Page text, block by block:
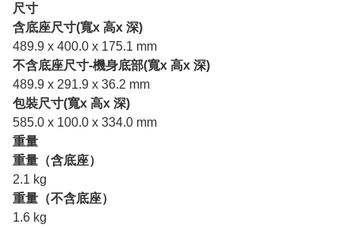
尺寸
含底座尺寸(寬x 高x 深)
489.9 x 400.0 x 175.1 mm
不含底座尺寸-機身底部(寬x 高x 深)
489.9 x 291.9 x 36.2 mm
包裝尺寸(寬x 高x 深)
585.0 x 100.0 x 334.0 mm
重量
重量（含底座）
2.1 kg
重量（不含底座）
1.6 kg